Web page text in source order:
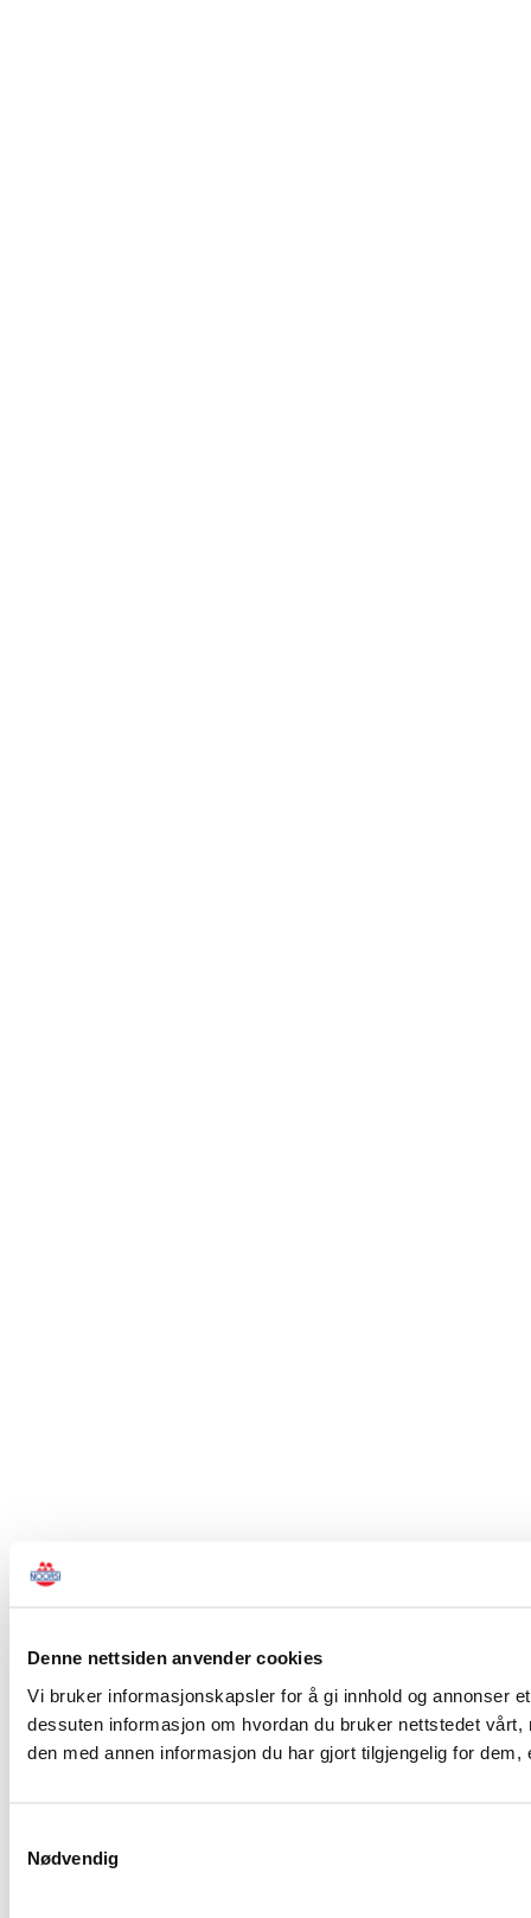
Denne nettsiden anvender cookies
Vi bruker informasjonskapsler for å gi innhold og annonser
dessuten informasjon om hvordan du bruker nettstedet
den med annen informasjon du har gjort tilgjengelig for
Nødvendig